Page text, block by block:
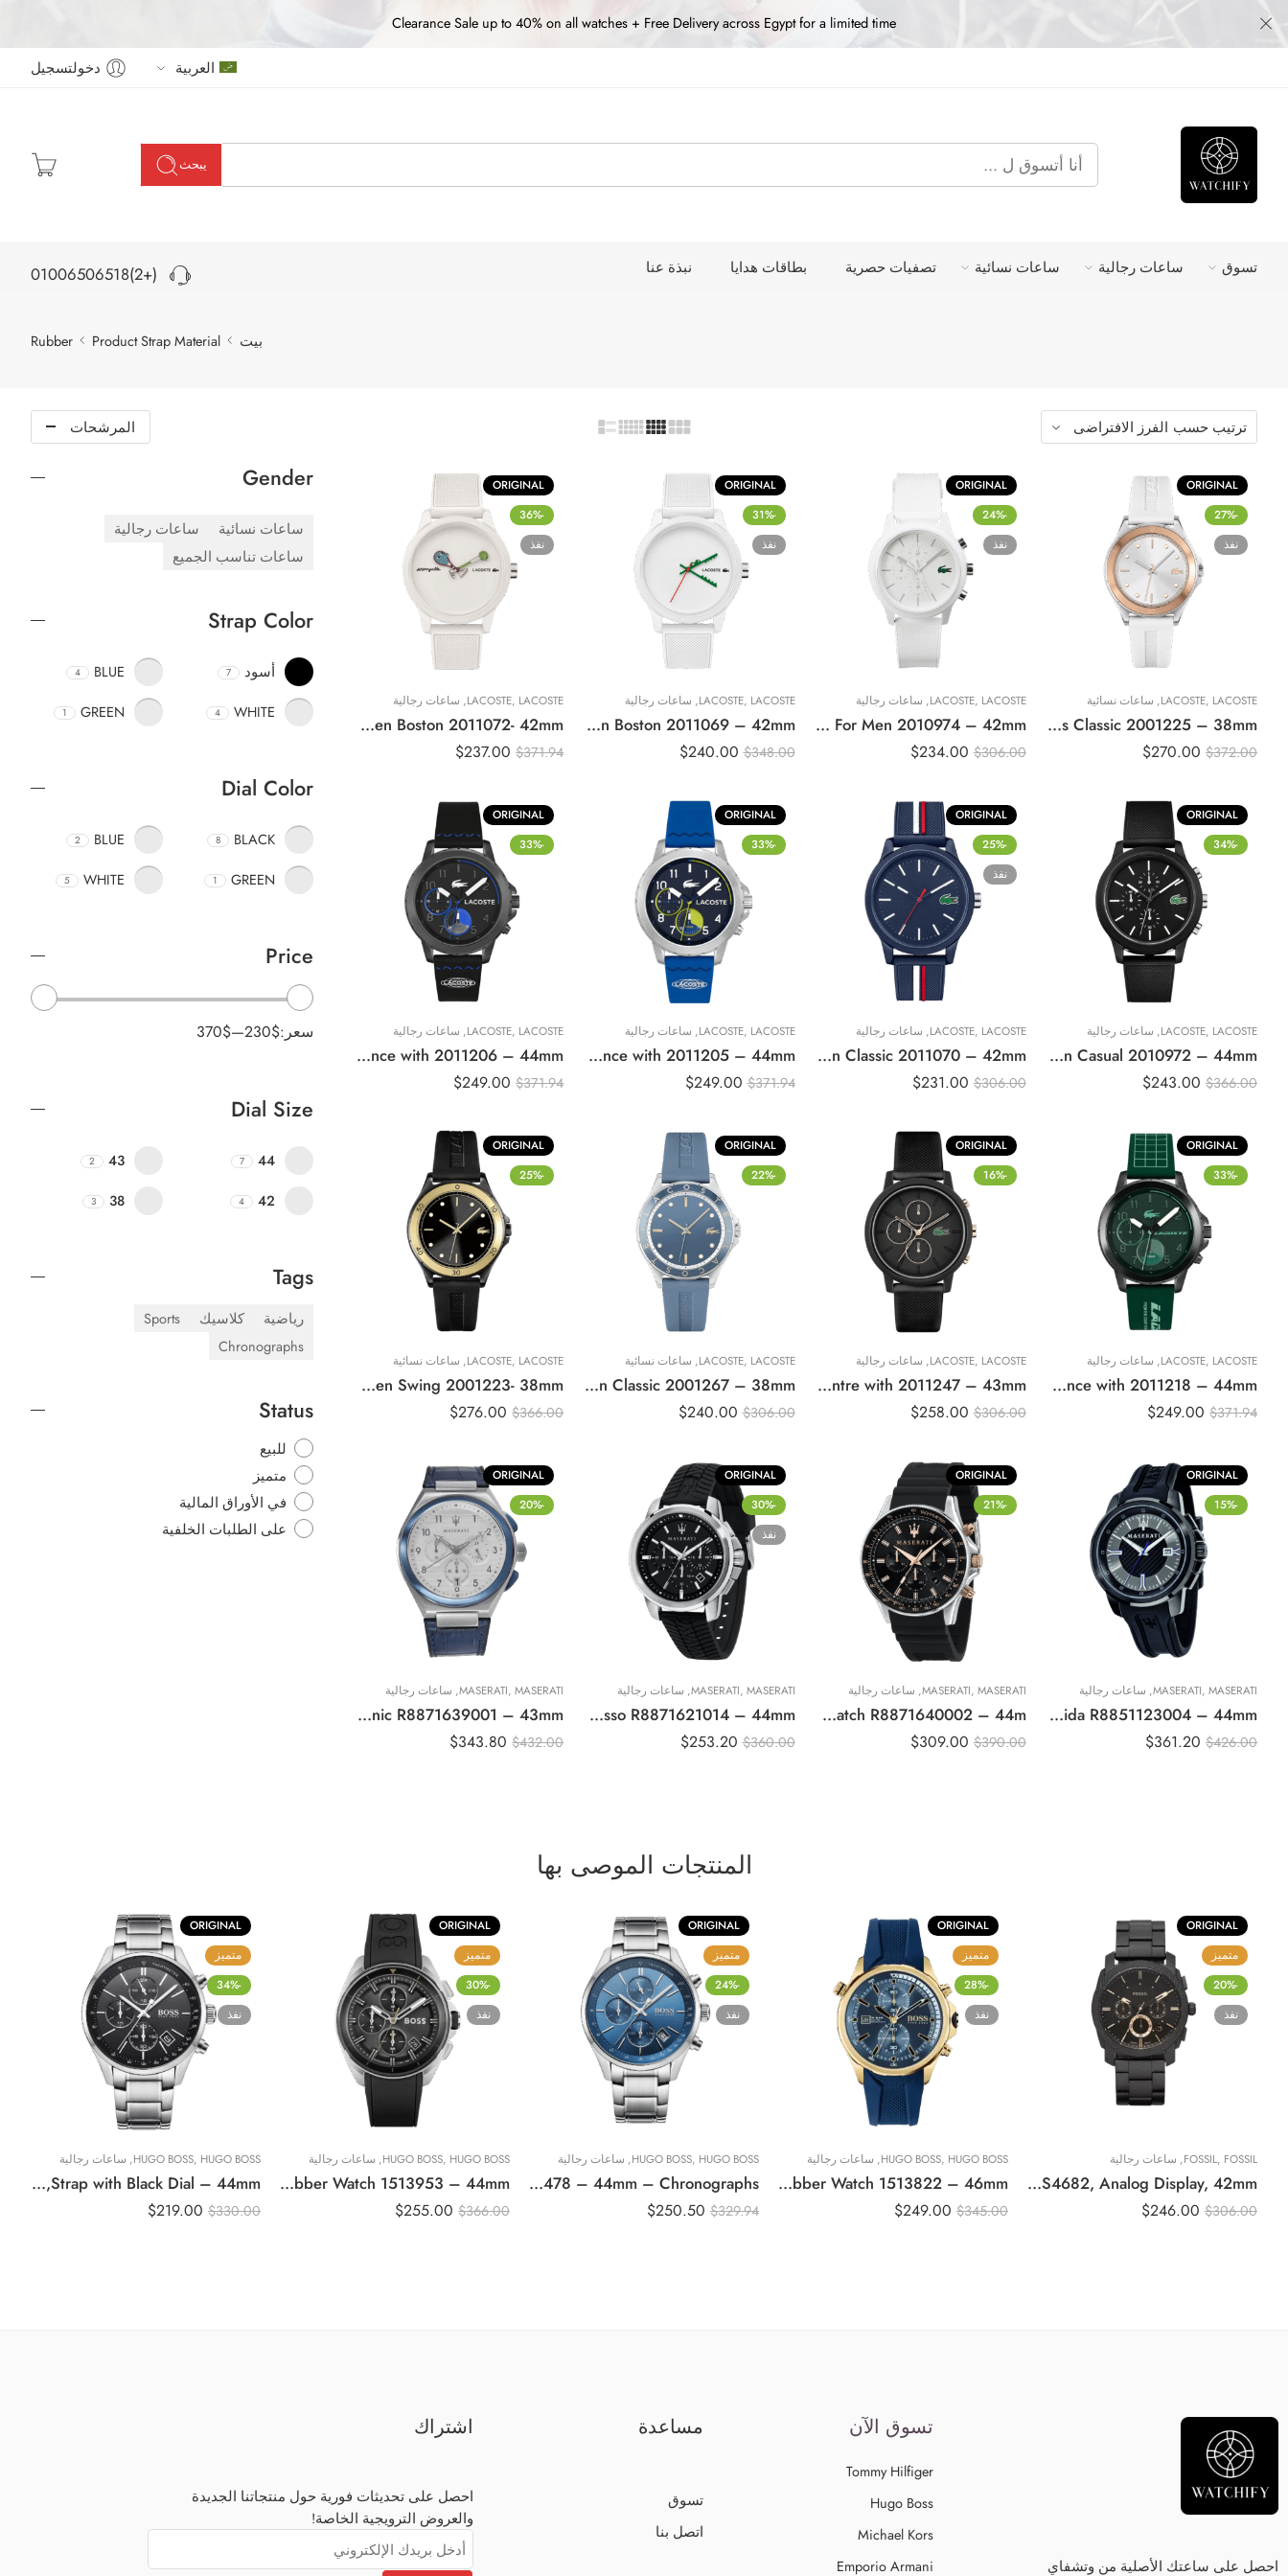
Clearance Sale up to 40% on all watches + Free Delivery across Egypt for a limited time
العربية دخولتسجيل
يبحث
تسوق ساعات رجالية ساعات نسائية تصفيات حصرية بطاقات هدايا نبذة عنا (+2)01006506518
بيت Product Strap Material
Rubber
المرشحات ترتيب حسب الفرز الافتراضى
ORIGINAL
-27%
نفذ
LACOSTE, LACOSTE
, ساعات نسائية
Original Lacoste Watch For Ladies Classic 2001225 – 38mm
$372.00
$270.00
ORIGINAL
-24%
نفذ
LACOSTE, LACOSTE
, ساعات رجالية
Original Lacoste Watch For Men 2010974 – 42mm
$306.00
$234.00
ORIGINAL
-31%
نفذ
LACOSTE, LACOSTE
, ساعات رجالية
Original Lacoste Watch For Men Boston 2011069 – 42mm
$348.00
$240.00
ORIGINAL
-36%
نفذ
LACOSTE, LACOSTE
, ساعات رجالية
Original Lacoste Watch For Men Boston 2011072- 42mm
$371.94
$237.00
ORIGINAL
-34%
LACOSTE, LACOSTE
, ساعات رجالية
Original Lacoste Watch For Men Casual 2010972 – 44mm
$366.00
$243.00
ORIGINAL
-25%
نفذ
LACOSTE, LACOSTE
, ساعات رجالية
Original Lacoste Watch For Men Classic 2011070 – 42mm
$306.00
$231.00
ORIGINAL
-33%
LACOSTE, LACOSTE
, ساعات رجالية
Original Lacoste Watch For Men Endurance with 2011205 – 44mm
$371.94
$249.00
ORIGINAL
-33%
LACOSTE, LACOSTE
, ساعات رجالية
Original Lacoste Watch For Men Endurance with 2011206 – 44mm
$371.94
$249.00
ORIGINAL
-33%
LACOSTE, LACOSTE
, ساعات رجالية
Original Lacoste Watch For Men Endurance with 2011218 – 44mm
$371.94
$249.00
ORIGINAL
-16%
LACOSTE, LACOSTE
, ساعات رجالية
Original Lacoste Watch For Men Montre with 2011247 – 43mm
$306.00
$258.00
ORIGINAL
-22%
LACOSTE, LACOSTE
, ساعات نسائية
Original Lacoste Watch For Women Classic 2001267 – 38mm
$306.00
$240.00
ORIGINAL
-25%
LACOSTE, LACOSTE
, ساعات نسائية
Original Lacoste Watch For Women Swing 2001223- 38mm
$366.00
$276.00
ORIGINAL
-15%
MASERATI, MASERATI
, ساعات رجالية
Original Maserati Men Watch Sfida R8851123004 – 44mm
$426.00
$361.20
ORIGINAL
-21%
MASERATI, MASERATI
, ساعات رجالية
Original Maserati Sfida Chronograph Watch R8871640002 – 44m
$390.00
$309.00
ORIGINAL
-30%
نفذ
MASERATI, MASERATI
, ساعات رجالية
Original Maserati Watch For Men Successo R8871621014 – 44mm
$360.00
$253.20
ORIGINAL
-20%
MASERATI,MASERATI
, ساعات رجالية
Original Maserati Watch For Men Triconic R8871639001 – 43mm
$432.00
$343.80
Gender
ساعات نسائية
ساعات رجالية
ساعات تناسب الجميع
Strap Color
أسود 7
BLUE
4
WHITE
4
GREEN
1
Dial Color
BLACK
8
BLUE
2
GREEN
1
WHITE
5
Price
سعر:230$
—
370$
Dial Size
44
7
43
2
42
4
38
3
Tags
رياضية كلاسيك
Sports
Chronographs
Status
للبيع
متميز
في الأوراق المالية
على الطلبات الخلفية
المنتجات الموصى بها
ساعات نسائية
ORIGINAL
متميز
-20%
نفذ
FOSSIL, FOSSIL
, ساعات رجالية
Fossil Machine Men’s Black Dial Stainless Steel Band Chronograph Watch – FS4682, Analog Display, 42mm
$306.00
$246.00
ORIGINAL
متميز
-28%
نفذ
HUGO BOSS, HUGO BOSS
, ساعات رجالية
Original BOSS Globetrotter Chronograph Gents Rubber Watch 1513822 – 46mm
$345.00
$249.00
ORIGINAL
متميز
-24%
نفذ
HUGO BOSS, HUGO BOSS
, ساعات رجالية
Original BOSS hugo Grand Prix Men’s Blue Dial Stainless Steel Band Watch – 1513478 – 44mm – Chronographs
$329.94
$250.50
ORIGINAL
متميز
-30%
نفذ
HUGO BOSS, HUGO BOSS
, ساعات رجالية
Original BOSS Volane Chronograph Gents Rubber Watch 1513953 – 44mm
$366.00
$255.00
ORIGINAL
متميز
-34%
نفذ
HUGO BOSS, HUGO BOSS
, ساعات رجالية
Original BOSS Watches Men’s Chronograph Quartz Watch 1513477, Silver,Strap with Black Dial – 44mm
$330.00
$219.00
احصل على ساعتك الأصلية من وتشفاي
تسوق الآن
Tommy Hilfiger
Hugo Boss
Michael Kors
Emporio Armani
مساعدة
تسوق
اتصل بنا
اشتراك
احصل على تحديثات فورية حول منتجاتنا الجديدة
والعروض الترويجية الخاصة!